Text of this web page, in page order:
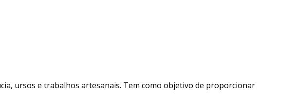
ursos e trabalhos artesanais. Tem como objetivo de proporcionar